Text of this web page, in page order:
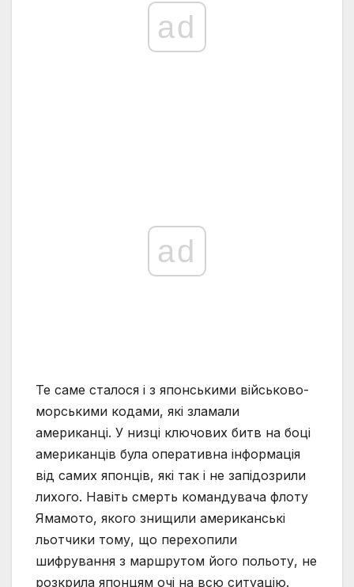
ad
ad
Те саме сталося і з японськими військово-
морськими кодами, які зламали
американці. У низці ключових битв на боці
американців була оперативна інформація
від самих японців, які так і не запідозрили
лихого. Навіть смерть командувача флоту
Ямамото, якого знищили американські
льотчики тому, що перехопили
шифрування з маршрутом його польоту, не
розкрила японцям очі на всю ситуацію.